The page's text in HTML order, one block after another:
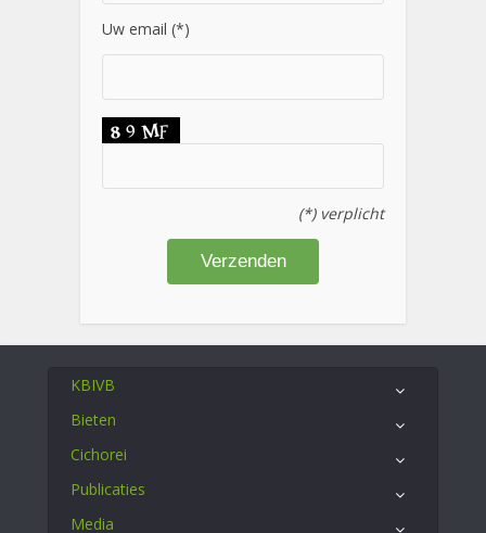
Uw email (*)
(*) verplicht
KBIVB
Bieten
Cichorei
Publicaties
Media